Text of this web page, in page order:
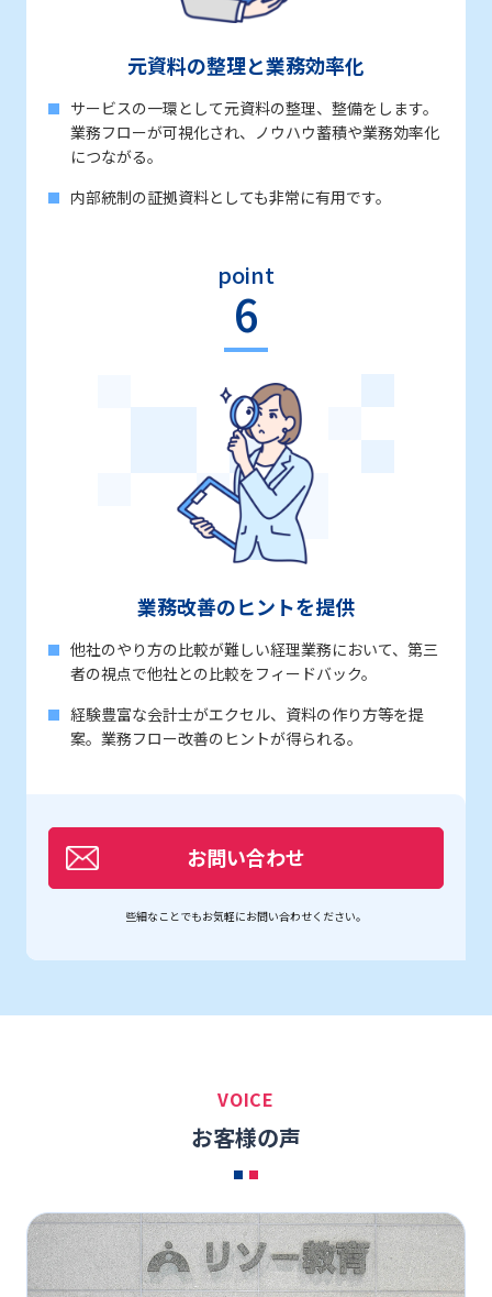
元資料の整理と業務効率化
サービスの一環として元資料の整理、整備をします。
業務フローが可視化され、ノウハウ蓄積や業務効率化
につながる。
内部統制の証拠資料としても非常に有用です。
point
6
業務改善のヒントを提供
他社のやり方の比較が難しい経理業務において、第三
者の視点で他社との比較をフィードバック。
経験豊富な会計士がエクセル、資料の作り方等を提
案。業務フロー改善のヒントが得られる。
お問い合わせ
些細なことでもお気軽にお問い合わせください。
VOICE
お客様の声